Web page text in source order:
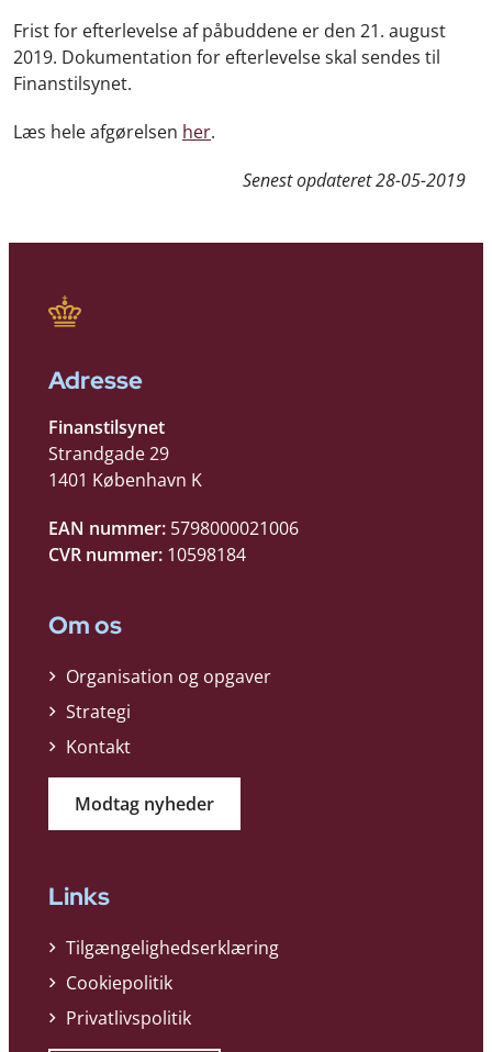
Frist for efterlevelse af påbuddene er den 21. august
2019. Dokumentation for efterlevelse skal sendes til
Finanstilsynet.
Læs hele afgørelsen her.
Senest opdateret28-05-2019
Adresse
Finanstilsynet
Strandgade 29
1401 København K
EAN nummer: 5798000021006
CVR nummer: 10598184
Om os
Organisation og opgaver
Strategi
Kontakt
Modtag nyheder
Links
Tilgængelighedserklæring
Cookiepolitik
Privatlivspolitik